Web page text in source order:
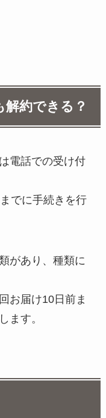
約できる？
電話での受け付
でに手続きを行
があり、種類に
お届け10日前ま
ます。